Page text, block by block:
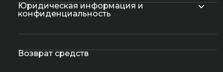
Юридическая информация и
конфиденциальность
Возврат средств